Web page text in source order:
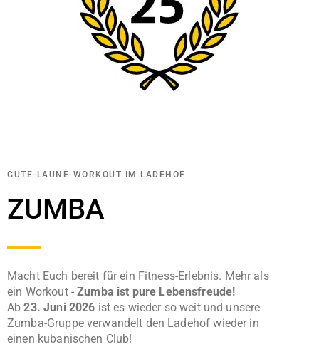
GUTE-LAUNE-WORKOUT IM LADEHOF
ZUMBA
Macht Euch bereit für ein Fitness-Erlebnis. Mehr als
ein Workout -Zumba ist pure Lebensfreude!
Ab23. Juni 2026 ist es wieder so weit und unsere
Zumba-Gruppe verwandelt den Ladehof wieder in
einen kubanischen Club!